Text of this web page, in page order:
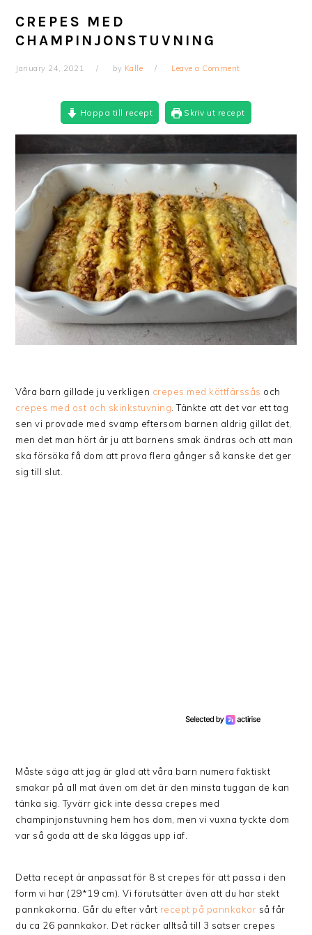
CREPES MED
CHAMPINJONSTUVNING
January 24, 2021 by Kalle Leave a Comment
Hoppa till recept Skriv ut recept
Våra barn gillade ju verkligen crepes med köttfärssås och
crepes med ost och skinkstuvning. Tänkte att det var ett tag
sen vi provade med svamp eftersom barnen aldrig gillat det,
men det man hört är ju att barnens smak ändras och att man
ska försöka få dom att prova flera gånger så kanske det ger
sig till slut.
Måste säga att jag är glad att våra barn numera faktiskt
smakar på all mat även om det är den minsta tuggan de kan
tänka sig. Tyvärr gick inte dessa crepes med
champinjonstuvning hem hos dom, men vi vuxna tyckte dom
var så goda att de ska läggas upp iaf.
Detta recept är anpassat för 8 st crepes för att passa i den
form vi har (29*19 cm). Vi förutsätter även att du har stekt
pannkakorna. Går du efter vårt recept på pannkakor så får
du ca 26 pannkakor. Det räcker alltså till 3 satser crepes